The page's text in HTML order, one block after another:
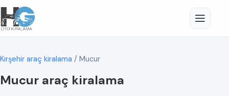
Kırşehir araç kiralama / Mucur
Mucur araç kiralama